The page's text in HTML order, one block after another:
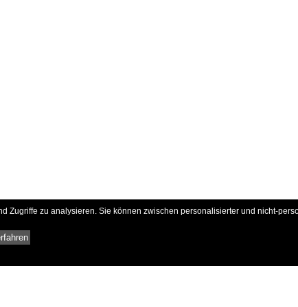
Zugriffe zu analysieren. Sie können zwischen personalisierter und nicht-